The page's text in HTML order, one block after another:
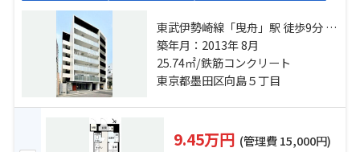
東武伊勢崎線「曳舟」駅 徒歩9分 京
成押上線「京成曳舟」駅 徒歩13分
半蔵門線「押上」駅 徒歩16分
築年月：2013年 8月
25.74㎡/鉄筋コンクリート
東京都墨田区向島５丁目
9.45万円 (管理費 15,000円)